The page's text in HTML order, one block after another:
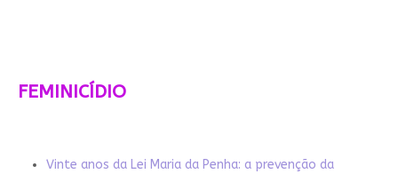
FEMINICÍDIO
Vinte anos da Lei Maria da Penha: a prevenção da